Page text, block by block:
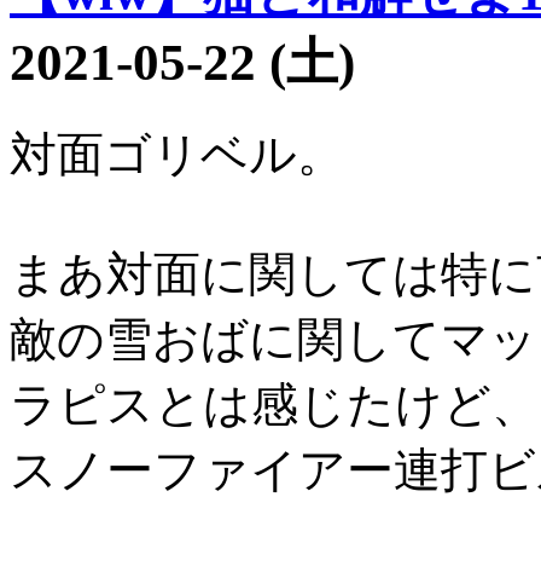
2021-05-22 (土)
対面ゴリベル。
まあ対面に関しては特
敵の雪おばに関してマ
ラピスとは感じたけど、
スノーファイアー連打